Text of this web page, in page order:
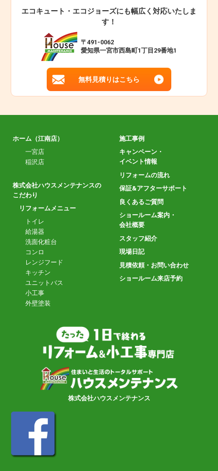
エコキュート・エコジョーズにも幅広く対応いたしま
す！
〒491-0062
愛知県一宮市西島町1丁目29番地1
無料見積りはこちら
ホーム（江南店）
一宮店
稲沢店
株式会社ハウスメンテナンスの
こだわり
リフォームメニュー
トイレ
給湯器
洗面化粧台
コンロ
レンジフード
キッチン
ユニットバス
小工事
外壁塗装
施工事例
キャンペーン・
イベント情報
リフォームの流れ
保証&アフターサポート
良くあるご質問
ショールーム案内・
会社概要
スタッフ紹介
現場日記
見積依頼・お問い合わせ
ショールーム来店予約
株式会社ハウスメンテナンス